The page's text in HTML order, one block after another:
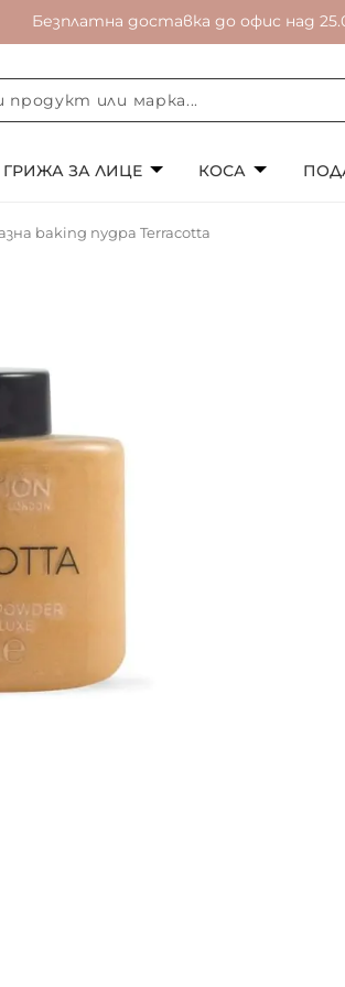
Безплатна доставка до офис над
ГРИЖА ЗА ЛИЦЕ КОСА
baking пудра Terracotta